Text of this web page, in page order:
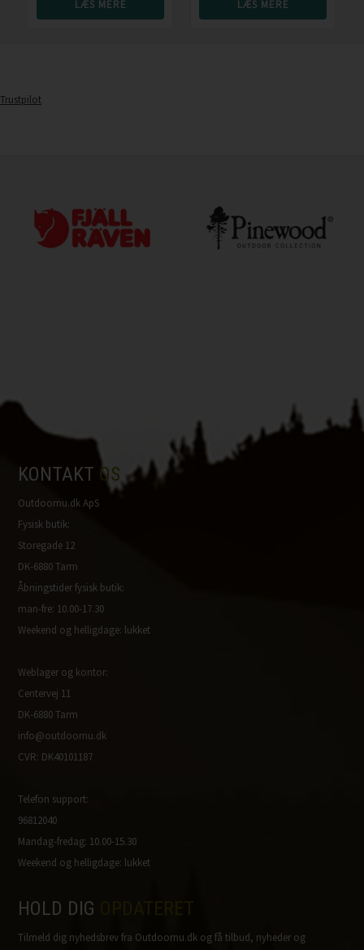
LÆS MERE LÆS MERE
Trustpilot
KONTAKT OS
Outdoornu.dk ApS
Fysisk butik:
Storegade 12
DK-6880 Tarm
Åbningstider fysisk butik:
man-fre: 10.00-17.30
Weekend og helligdage: lukket
Weblager og kontor:
Centervej 11
DK-6880 Tarm
info@outdoornu.dk
CVR: DK40101187
Telefon support:
96812040
Mandag-fredag: 10.00-15.30
Weekend og helligdage: lukket
HOLD DIG
Tilmeld dig nyhedsbrev fra Outdoornu.dk og få tilbud, nyheder og